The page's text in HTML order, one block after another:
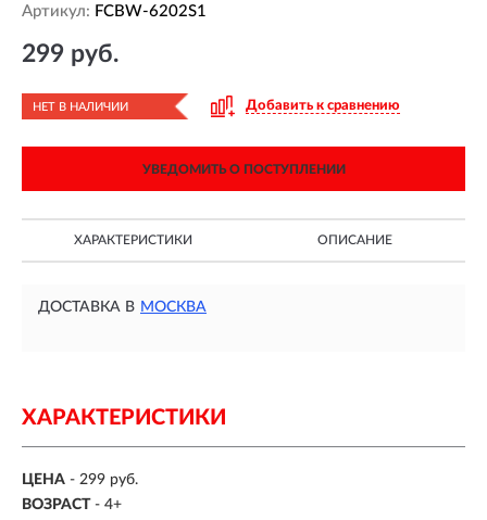
Артикул: FCBW-6202S1
299 руб.
НЕТ В НАЛИЧИИ Добавить к сравнению
УВЕДОМИТЬ О ПОСТУПЛЕНИИ
ХАРАКТЕРИСТИКИ ОПИСАНИЕ
ДОСТАВКА В МОСКВА
ХАРАКТЕРИСТИКИ
ЦЕНА - 299 руб.
ВОЗРАСТ - 4+